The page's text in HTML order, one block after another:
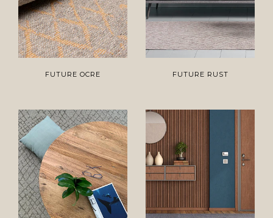
FUTURE OCRE FUTURE RUST